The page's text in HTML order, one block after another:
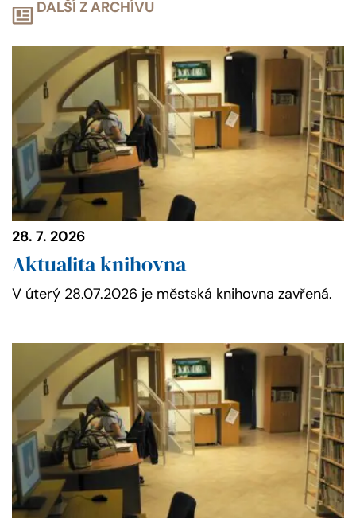
DALŠÍ Z ARCHÍVU
28. 7. 2026
Aktualita knihovna
V úterý 28.07.2026 je městská knihovna zavřená.